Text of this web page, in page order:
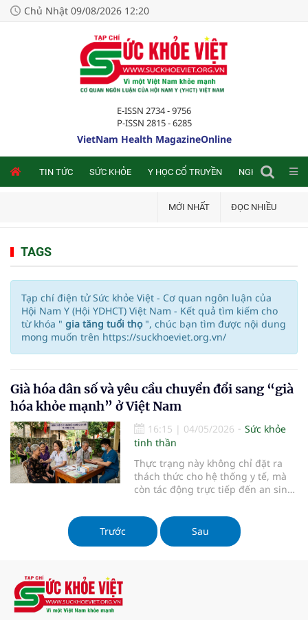
Chủ Nhật 09/08/2026 12:20
E-ISSN 2734 - 9756
P-ISSN 2815 - 6285
VietNam Health MagazineOnline
TIN TỨC SỨC KHỎE Y HỌC CỔ TRUYỀN NGHIÊN CỨU
MỚI NHẤT ĐỌC NHIỀU
TAGS
Tạp chí điện tử Sức khỏe Việt - Cơ quan ngôn luận của
Hội Nam Y (Hội YDHCT) Việt Nam - Kết quả tìm kiếm cho
từ khóa " gia tăng tuổi thọ ", chúc bạn tìm được nội dung
mong muốn trên https://suckhoeviet.org.vn/
Già hóa dân số và yêu cầu chuyển đổi sang “già
hóa khỏe mạnh” ở Việt Nam
16:15 | 04/05/2026
Sức khỏe
tinh thần
Thực trạng này không chỉ đặt ra
thách thức cho hệ thống y tế, mà
còn tác động trực tiếp đến an sinh
bối cảnh già hóa đang diễn ra
nhanh chóng.
Trước Sau